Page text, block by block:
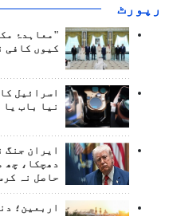
رپورٹ
"معاہدۂ
کیوں کافی
اسرائیل
نیا باب
ایران جنگ
دھچکا، چھ
حاصل نہ
اربعین؛